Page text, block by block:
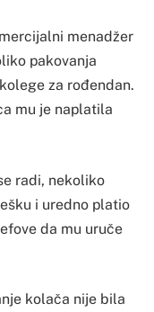
menadžer
pakovanja
za rođendan.
mu je naplatila
radi, nekoliko
i uredno platio
da mu uruče
kolača nije bila